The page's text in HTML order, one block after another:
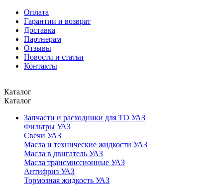
Оплата
Гарантии и возврат
Доставка
Партнерам
Отзывы
Новости и статьи
Контакты
Каталог
Каталог
Запчасти и расходники для ТО УАЗ
Фильтры УАЗ
Свечи УАЗ
Масла и технические жидкости УАЗ
Масла в двигатель УАЗ
Масла трансмиссионные УАЗ
Антифриз УАЗ
Тормозная жидкость УАЗ